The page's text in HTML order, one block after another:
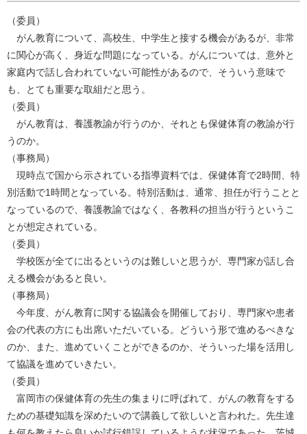
（委員）
がん教育について、高校生、中学生と接する機会があるが、非常
に関心が高く、身近な問題になっている。がんについては、意外と
家庭内で話し合われていない可能性があるので、そういう意味で
も、とても重要な取組だと思う。
（委員）
がん教育は、養護教諭が行うのか、それとも保健体育の教諭が行
うのか。
（事務局）
現時点で国から示されている指導資料では、保健体育で2時間、特
別活動で1時間となっている。特別活動は、通常、担任が行うことと
なっているので、養護教諭ではなく、各教科の担当が行うというこ
とが想定されている。
（委員）
学校医が全てに出るというのは難しいと思うが、専門家が話し合
える機会があると良い。
（事務局）
今年度、がん教育に関する協議会を開催しており、専門家や患者
会の代表の方にも出席いただいている。どういう形で進めるべきな
のか、また、進めていくことができるのか、そういった場を活用し
て協議を進めていきたい。
（委員）
富岡市の保健体育の先生の集まりに呼ばれて、がんの教育をする
ための基礎知識を深めたいので講義して欲しいと言われた。先生達